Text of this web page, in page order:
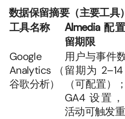
数据保留摘要（主要工具）
工具名称
Almedia 配
留期限
Google
Analytics（
谷歌分析）
用户与事件
留期为
（可配置）
GA4 设置
活动可触发